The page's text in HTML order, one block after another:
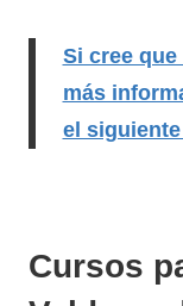
Si cree
más
el
Cursos